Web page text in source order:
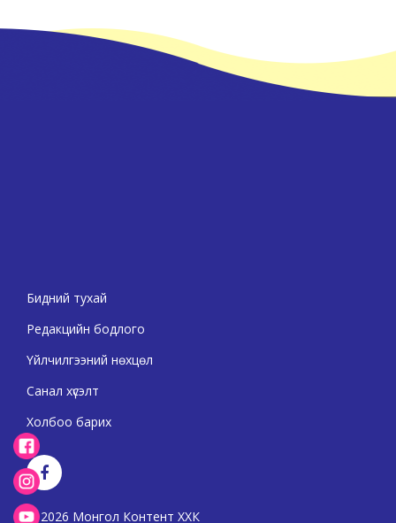
Бидний тухай
Редакцийн бодлого
Үйлчилгээний нөхцөл
Санал хүсэлт
Холбоо барих
2026 Монгол Контент ХХК